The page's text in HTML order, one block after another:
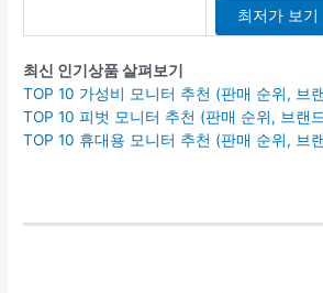
최저가 보기
최신 인기상품 살펴보기
TOP 10 가성비 모니터 추천 (판매 순위, 브
TOP 10 피벗 모니터 추천 (판매 순위, 브랜
TOP 10 휴대용 모니터 추천 (판매 순위, 브